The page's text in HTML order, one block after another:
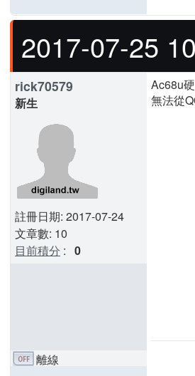
2017-07-25
rick70579
新生
註冊日期: 2017-07-24
文章數: 10
目前積分 : 0
Ac68u
無法從
離線